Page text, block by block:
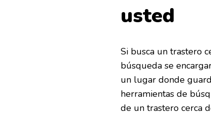
usted
Si busca un trastero
búsqueda se
un lugar donde
herramientas de
de un trastero cerca